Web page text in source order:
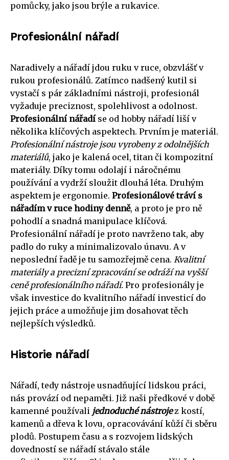
pomůcky, jako jsou brýle a rukavice.
Profesionální nářadí
Naradively a nářadí jdou ruku v ruce, obzvlášť v
rukou profesionálů. Zatímco nadšený kutil si
vystačí s pár základními nástroji, profesionál
vyžaduje preciznost, spolehlivost a odolnost.
Profesionální nářadí se od hobby nářadí liší v
několika klíčových aspektech. Prvním je materiál.
Profesionální nástroje jsou vyrobeny z odolnějších
materiálů, jako je kalená ocel, titan či kompozitní
materiály. Díky tomu odolají i náročnému
používání a vydrží sloužit dlouhá léta. Druhým
aspektem je ergonomie. Profesionálové tráví s
nářadím v ruce hodiny denně, a proto je pro ně
pohodlí a snadná manipulace klíčová.
Profesionální nářadí je proto navrženo tak, aby
padlo do ruky a minimalizovalo únavu. A v
neposlední řadě je tu samozřejmě cena. Kvalitní
materiály a precizní zpracování se odráží na vyšší
ceně profesionálního nářadí. Pro profesionály je
však investice do kvalitního nářadí investicí do
jejich práce a umožňuje jim dosahovat těch
nejlepších výsledků.
Historie nářadí
Nářadí, tedy nástroje usnadňující lidskou práci,
nás provází od nepaměti. Již naši předkové v době
kamenné používali jednoduché nástrojez kostí,
kamenů a dřeva k lovu, opracovávání kůží či sběru
plodů. Postupem času a s rozvojem lidských
dovedností se nářadí stávalo stále